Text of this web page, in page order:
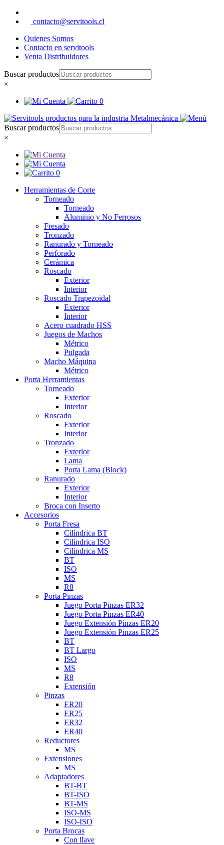
contacto@servitools.cl
Quienes Somos
Contacto en servitools
Venta Distribuidores
Buscar productos
×
0
Buscar productos
×
0
Herramientas de Corte
Torneado
Torneado
Aluminio y No Ferrosos
Fresado
Tronzado
Ranurado y Torneado
Perforado
Cerámica
Roscado
Exterior
Interior
Roscado Trapezoidal
Exterior
Interior
Acero cuadrado HSS
Juegos de Machos
Métrico
Pulgada
Macho Máquina
Métrico
Porta Herramientas
Torneado
Exterior
Interior
Roscado
Exterior
Interior
Tronzado
Exterior
Lama
Porta Lama (Block)
Ranurado
Exterior
Interior
Broca con Inserto
Accesorios
Porta Fresa
Cilíndrica BT
Cilíndrica ISO
Cilíndrica MS
BT
ISO
MS
R8
Porta Pinzas
Juego Porta Pinzas ER32
Juego Porta Pinzas ER40
Juego Extensión Pinzas ER20
Juego Extensión Pinzas ER25
BT
BT Largo
ISO
MS
R8
Extensión
Pinzas
ER20
ER25
ER32
ER40
Reductores
MS
Extensiones
MS
Adaptadores
BT-BT
BT-ISO
BT-MS
ISO-MS
ISO-ISO
Porta Brocas
Con llave